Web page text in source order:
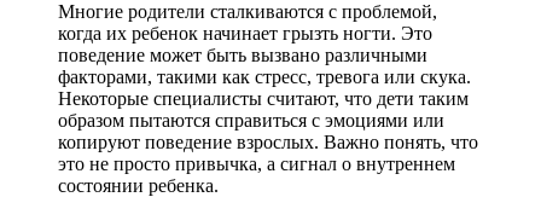
Многие родители сталкиваются с проблемой,
когда их ребенок начинает грызть ногти. Это
поведение может быть вызвано различными
факторами, такими как стресс, тревога или скука.
Некоторые специалисты считают, что дети таким
образом пытаются справиться с эмоциями или
копируют поведение взрослых. Важно понять, что
это не просто привычка, а сигнал о внутреннем
состоянии ребенка.